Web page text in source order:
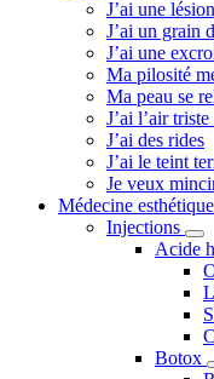
J’ai une
J’ai un grain
J’ai une
Ma pilosité
Ma peau se
J’ai l’air
J’ai des rides
J’ai le teint
Je veux
Médecine esthétique
Injections
Acide
Botox